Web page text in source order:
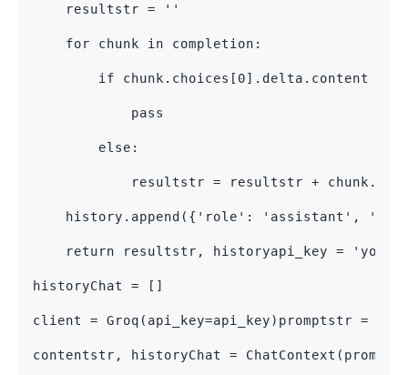
    resultstr = ''
    for chunk in completion:
if chunk.choices[0].delta.content is
            pass
        else:
resultstr = resultstr +
history.append({'role': 'assistant',
return resultstr, historyapi_key = 'your
historyChat = []
client = Groq(api_key=api_key)promptstr =
contentstr, historyChat =